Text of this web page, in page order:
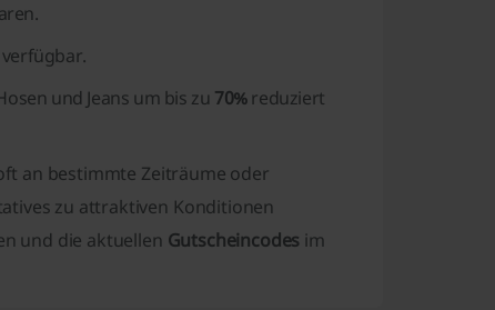
und Jeans um bis zu 70%reduziert
an bestimmte Zeiträume oder
zu attraktiven Konditionen
und die aktuellen Gutscheincodes im